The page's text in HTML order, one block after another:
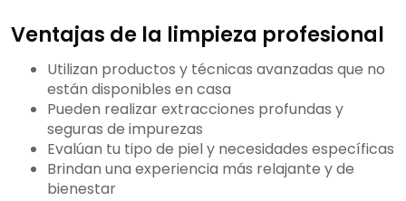
Ventajas de la limpieza profesional
Utilizan productos y técnicas avanzadas que no
están disponibles en casa
Pueden realizar extracciones profundas y
seguras de impurezas
Evalúan tu tipo de piel y necesidades específicas
Brindan una experiencia más relajante y de
bienestar